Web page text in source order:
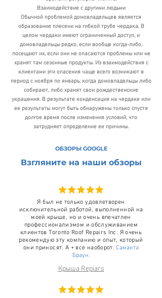
Взаимодействие с другими людьми
Обычной проблемой домовладельцев является
образование плесени на гибкой трубе чердака. В
целом чердаки имеют ограниченный доступ, и
домовладельцы редко, если вообще когда-либо,
посещают их, если они не опасаются проблемы или не
хранят там сезонные продукты. Из взаимодействия с
клиентами эти опасения чаще всего возникают в
период с ноября по январь, когда домовладельцы либо
собирают, либо хранят свои рождественские
украшения. В результате конденсация на чердаке или
ее результаты могут быть обнаружены только спустя
долгое время после изменения условий, что
затрудняет определение ее причины.
ОБЗОРЫ GOOGLE
Взгляните на наши обзоры
Я был не только удовлетворен
исключительной работой, выполненной на
моей крыше, но и очень впечатлен
профессионализмом и обслуживанием
клиентов Toronto Roof Repairs Inc. Я очень
рекомендую эту компанию и опыт, который
они приносят. А + все наоборот. Саманта
Браун.
Крыша Repiars